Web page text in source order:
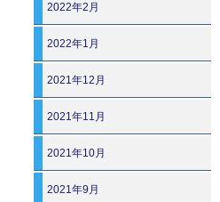
2022年2月
2022年1月
2021年12月
2021年11月
2021年10月
2021年9月